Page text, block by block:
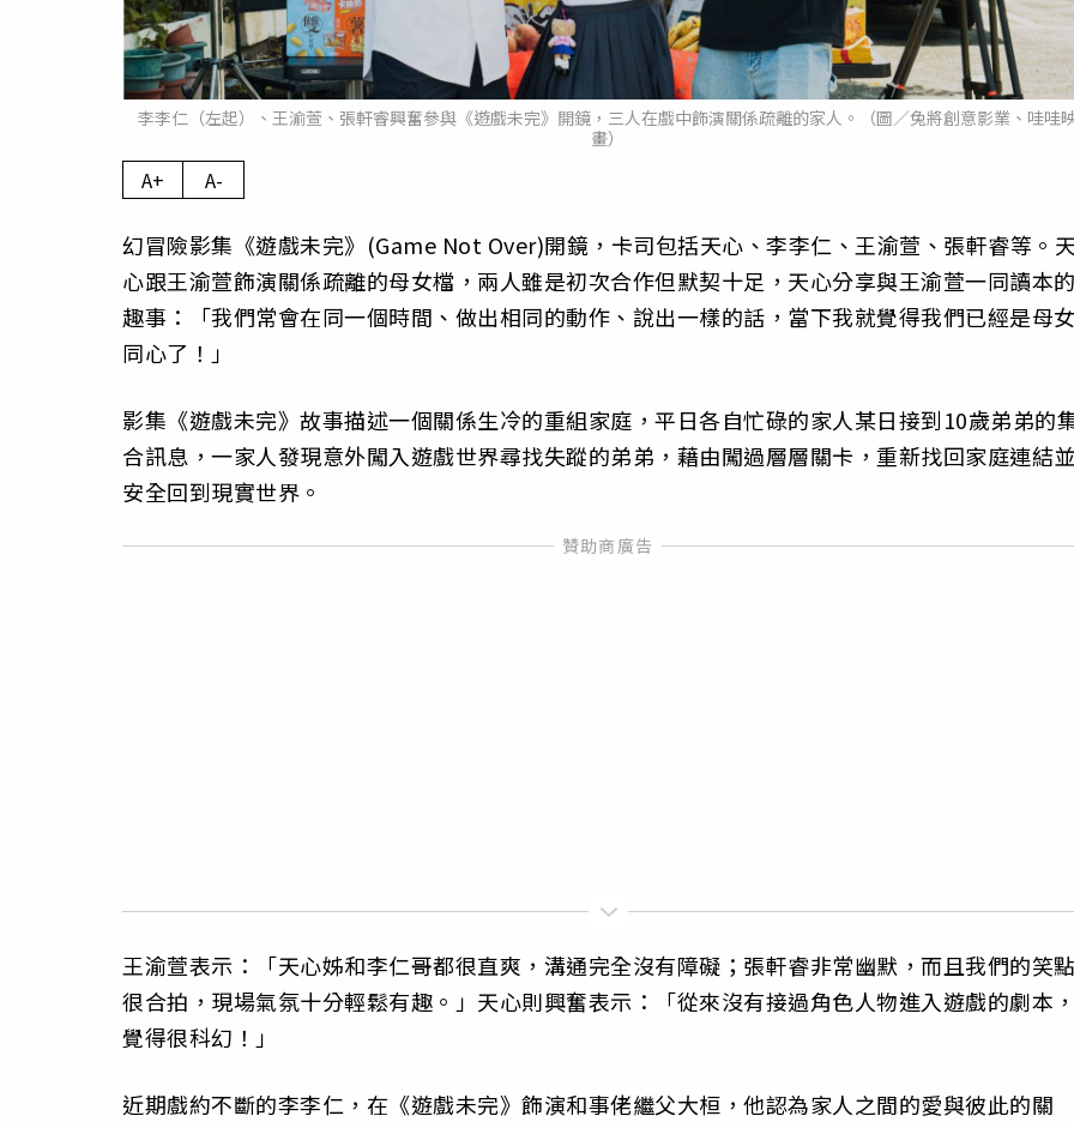
李李仁（左起）、王渝萱、張軒睿興奮參與《遊戲未完》開鏡，三人在戲中飾演關係疏離的家人。（圖／兔將創意影業、哇哇
畫）
A+ A-
幻冒險影集《遊戲未完》(Game Not Over)開鏡，卡司包括天心、李李仁、王渝萱、張軒睿等。
心跟王渝萱飾演關係疏離的母女檔，兩人雖是初次合作但默契十足，天心分享與王渝萱一同讀本
趣事：「我們常會在同一個時間、做出相同的動作、說出一樣的話，當下我就覺得我們已經是母
同心了！」
影集《遊戲未完》故事描述一個關係生冷的重組家庭，平日各自忙碌的家人某日接到10歲弟弟的
合訊息，一家人發現意外闖入遊戲世界尋找失蹤的弟弟，藉由闖過層層關卡，重新找回家庭連結
安全回到現實世界。
王渝萱表示：「天心姊和李仁哥都很直爽，溝通完全沒有障礙；張軒睿非常幽默，而且我們的笑
很合拍，現場氣氛十分輕鬆有趣。」天心則興奮表示：「從來沒有接過角色人物進入遊戲的劇本
覺得很科幻！」
近期戲約不斷的李李仁，在《遊戲未完》飾演和事佬繼父大桓，他認為家人之間的愛與彼此的關